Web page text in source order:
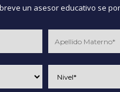
un asesor educativo se